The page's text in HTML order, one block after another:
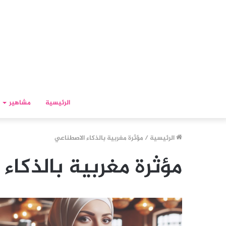
الرئيسية مشاهير
الرئيسية / مؤثرة مغربية بالذكاء الاصطناعي
مؤثرة مغربية